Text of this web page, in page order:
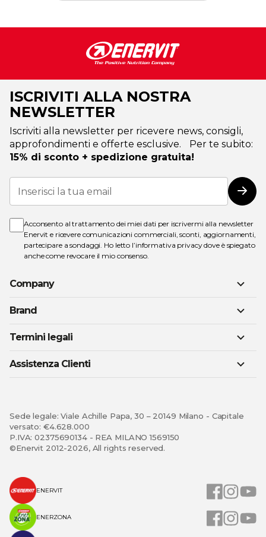
ISCRIVITI ALLA NOSTRA
NEWSLETTER
Iscriviti alla newsletter per ricevere news, consigli,
approfondimenti e offerte esclusive. Per te subito:
15% di sconto + spedizione gratuita!
Iscriviti
alla
nostra
Acconsento al trattamento dei miei dati per iscrivermi alla newsletter
Enervit e ricevere comunicazioni commerciali, sconti, aggiornamenti,
partecipare a sondaggi. Ho letto l’informativa privacydove è spiegato
anche come revocare il mio consenso.
Company
Brand
Termini legali
Assistenza Clienti
Sede legale: Viale Achille Papa, 30 – 20149 Milano - Capitale
versato: €4.628.000
P.IVA: 02375690134 - REA MILANO 1569150
©Enervit 2012-2026, All rights reserved.
ENERVIT
ENERZONA